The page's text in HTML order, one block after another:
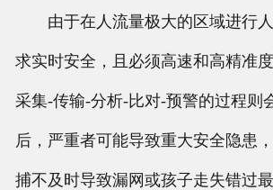
由于在人流量极大的区域进行人
求实时安全，且必须高速和高精准
采集-传输-分析-比对-预警的过程则
后，严重者可能导致重大安全隐患
捕不及时导致漏网或孩子走失错过最